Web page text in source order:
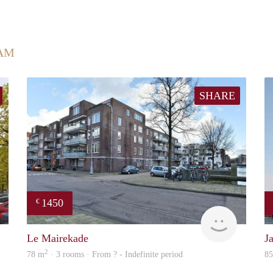
finder
SHARE
€ 1450
Woning
Le Mairekade
78 m2 · 3 rooms · From ? - Indefinite period